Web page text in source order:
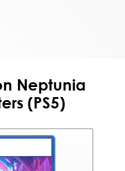
Neptunia
(PS5)